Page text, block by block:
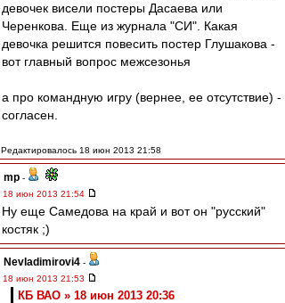
девочек висели постеры Дасаева или
Черенкова. Еще из журнала "СИ". Какая
девочка решится повесить постер Глушакова -
вот главный вопрос межсезонья
а про командную игру (вернее, ее отсутствие) -
согласен.
Редактировалось 18 июн 2013 21:58
mp -
18 июн 2013 21:54
Ну еще Самедова на край и вот он "русский"
костяк ;)
Nevladimirovi4 -
18 июн 2013 21:53
КБ ВАО » 18 июн 2013 20:36